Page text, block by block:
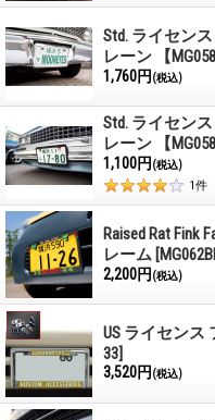
Std. ライセン
レーン 【MG058
1,760円 (税込)
Std. ライセン
レーン 【MG058
1,100円 (税込)
1件
Raised Rat
レーム
2,200円 (税込)
US ライセンス
33]
3,520円 (税込)